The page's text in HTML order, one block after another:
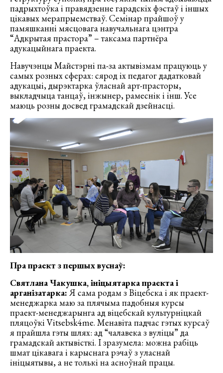
падрыхтоўка і правядзенне гарадскіх фэстаў і іншых
цікавых мерапрыемстваў. Семінар прайшоў у
памяшканні мясцовага навучальнага цэнтра
“Адкрытая прастора” – таксама партнёра
адукацыйнага праекта.
Навучэнцы Майстэрні па-за актывізмам працуюць у
самых розных сферах: сярод іх педагог дадатковай
адукацыі, дырэктарка ўласнай арт-прасторы,
выкладчыца танцаў, інжынер, рамеснік і інш. Усе
маюць розны досвед грамадскай дзейнасці.
Пра праект з першых вуснаў:
Святлана Чакушка, ініцыятарка праекта і
арганізатарка: Я сама родам з Віцебска і як праект-
менеджарка маю за плячыма падобныя курсы
праект-менеджарынга ад віцебскай культурніцкай
пляцоўкі Vitsebsk4me. Менавіта падчас гэтых курсаў
я прайшла гэты шлях: ад “чалавека з вуліцы” да
грамадскай актывісткі. І зразумела: можна рабіць
шмат цікавага і карыснага рэчаў з уласнай
ініцыятывы, а не толькі на асноўнай працы.